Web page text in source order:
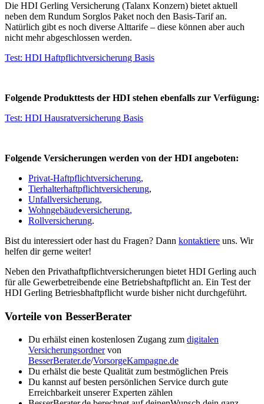
Die HDI Gerling Versicherung (Talanx Konzern) bietet aktuell
neben dem Rundum Sorglos Paket noch den Basis-Tarif an.
Natürlich gibt es noch diverse Alttarife – diese können aber auch
nicht mehr abgeschlossen werden.
Test: HDI Haftpflichtversicherung Basis
Folgende Produkttests der HDI stehen ebenfalls zur Verfügung:
Test: HDI Hausratversicherung Basis
Folgende Versicherungen werden von der HDI angeboten:
Privat-Haftpflichtversicherung,
Tierhalterhaftpflichtversicherung,
Unfallversicherung,
Wohngebäudeversicherung,
Rollversicherung.
Bist du interessiert oder hast du Fragen? Dann kontaktiere uns. Wir
helfen dir gerne weiter!
Neben den Privathaftpflichtversicherungen bietet HDI Gerling auch
für alle Gewerbetreibende eine Betriebshaftpflicht an. Ein Test der
HDI Gerling Betriesbhaftpflicht wurde bisher nicht durchgeführt.
Vorteile von BesserBerater
Du erhälst einen kostenlosen Zugang zum digitalen
Versicherungsordnervon
BesserBerater.de/VorsorgeKampagne.de
Du erhälst die beste Qualität zum bestmöglichen Preis
Du kannst auf besten persönlichen Service durch gute
Erreichbarkeit unserer Experten zählen